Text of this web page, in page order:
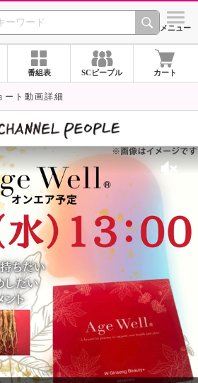
CHANNEL シメニュー
番組表 SCピープル カート
ート動画詳細